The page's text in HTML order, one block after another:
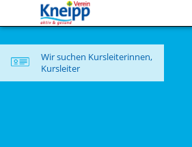
Wir suchen Kursleiterinnen,
Kursleiter